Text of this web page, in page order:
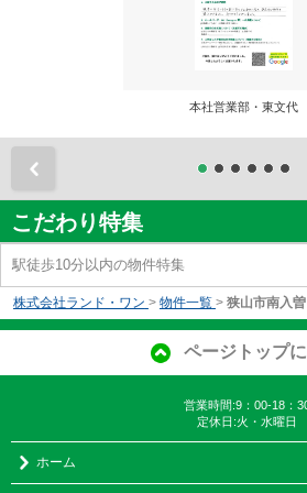
本社営業部・東文代
こだわり特集
駅徒歩10分以内の物件特集
株式会社ランド・ワン > 物件一覧 > 狭山市南入曽
ページトップ
営業時間:9：00-18：
定休日:火・水曜日
ホーム